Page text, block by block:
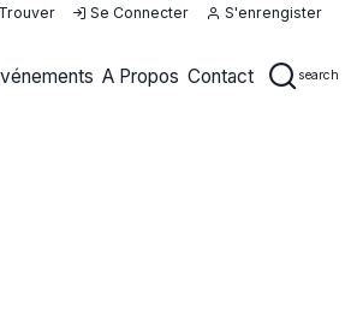
Se Connecter S'enrengister
A Propos Contact search